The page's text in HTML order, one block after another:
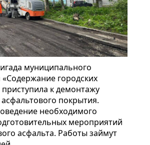
муниципального
городских
к демонтажу
покрытия.
необходимого
мероприятий
асфальта. Работы займут